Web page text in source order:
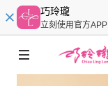
巧玲瓏
立刻使用官方APP